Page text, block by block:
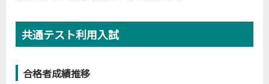
2007
1,481
2009
60
共通テスト利用入試
合格者成績推移